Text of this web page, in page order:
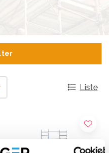
Liste